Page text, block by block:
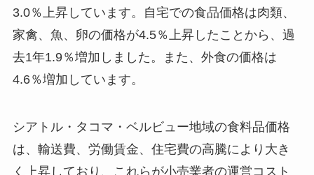
3.0％上昇しています。自宅での食品価格は肉類、
家禽、魚、卵の価格が4.5％上昇したことから、過
去1年1.9％増加しました。また、外食の価格は
4.6％増加しています。
シアトル・タコマ・ベルビュー地域の食料品価格
は、輸送費、労働賃金、住宅費の高騰により大き
く上昇しており、これらが小売業者の運営コスト